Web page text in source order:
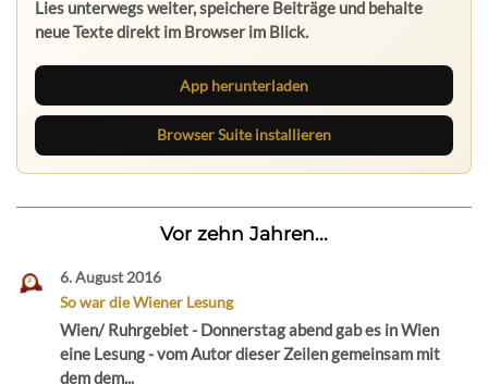
Lies unterwegs weiter, speichere Beiträge und behalte
neue Texte direkt im Browser im Blick.
App herunterladen
Browser Suite installieren
Vor zehn Jahren...
6. August 2016
So war die Wiener Lesung
Wien/ Ruhrgebiet - Donnerstag abend gab es in Wien
eine Lesung - vom Autor dieser Zeilen gemeinsam mit
dem dem...